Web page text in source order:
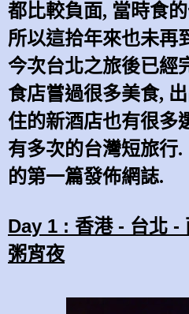
都比較負面, 當時食
所以這拾年來也未再
今次台北之旅後已經
食店嘗過很多美食,
住的新酒店也有很多
有多次的台灣短旅行.
的第一篇發佈網誌.
Day 1 : 香港 - 台北 -
粥宵夜